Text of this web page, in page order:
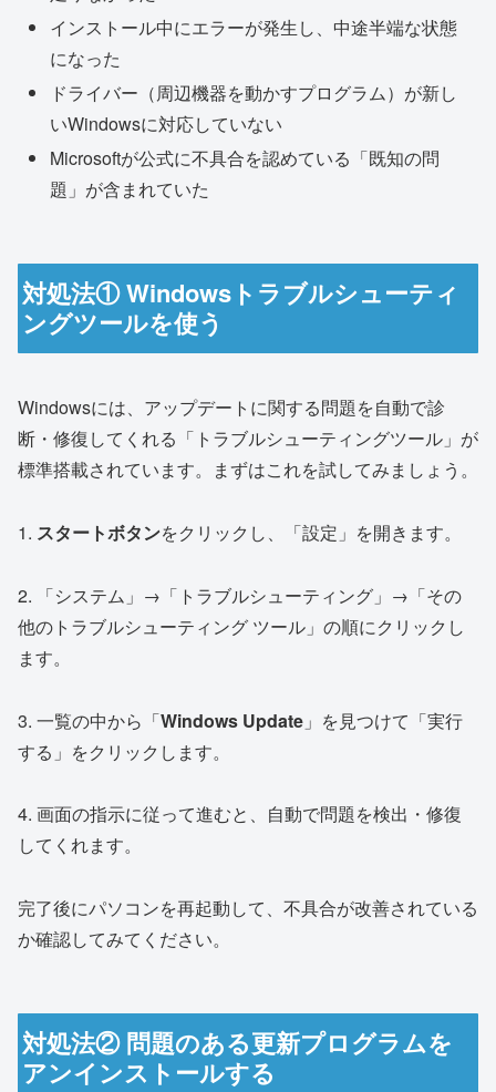
インストール中にエラーが発生し、中途半端な状態
になった
ドライバー（周辺機器を動かすプログラム）が新し
いWindowsに対応していない
Microsoftが公式に不具合を認めている「既知の問
題」が含まれていた
対処法① Windowsトラブルシューティ
ングツールを使う
Windowsには、アップデートに関する問題を自動で診
断・修復してくれる「トラブルシューティングツール」が
標準搭載されています。まずはこれを試してみましょう。
1. スタートボタンをクリックし、「設定」を開きます。
2. 「システム」→「トラブルシューティング」→「その
他のトラブルシューティング ツール」の順にクリックし
ます。
3. 一覧の中から「Windows Update 」を見つけて「実行
する」をクリックします。
4. 画面の指示に従って進むと、自動で問題を検出・修復
してくれます。
完了後にパソコンを再起動して、不具合が改善されている
か確認してみてください。
対処法② 問題のある更新プログラムを
アンインストールする